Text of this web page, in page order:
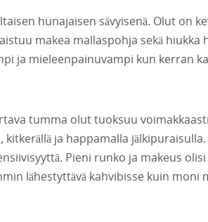
hunajaisen sävyisenä. Olut on
makea mallaspohja sekä hiukka
ja mieleenpainuvampi kun kerran
tumma olut tuoksuu
ja happamalla
Pieni runko ja makeus
lähestyttävä kahvibisse kuin